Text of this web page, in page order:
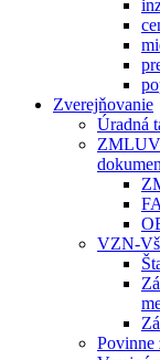
Zverejňovanie
Úradná
VZN-
Povinne